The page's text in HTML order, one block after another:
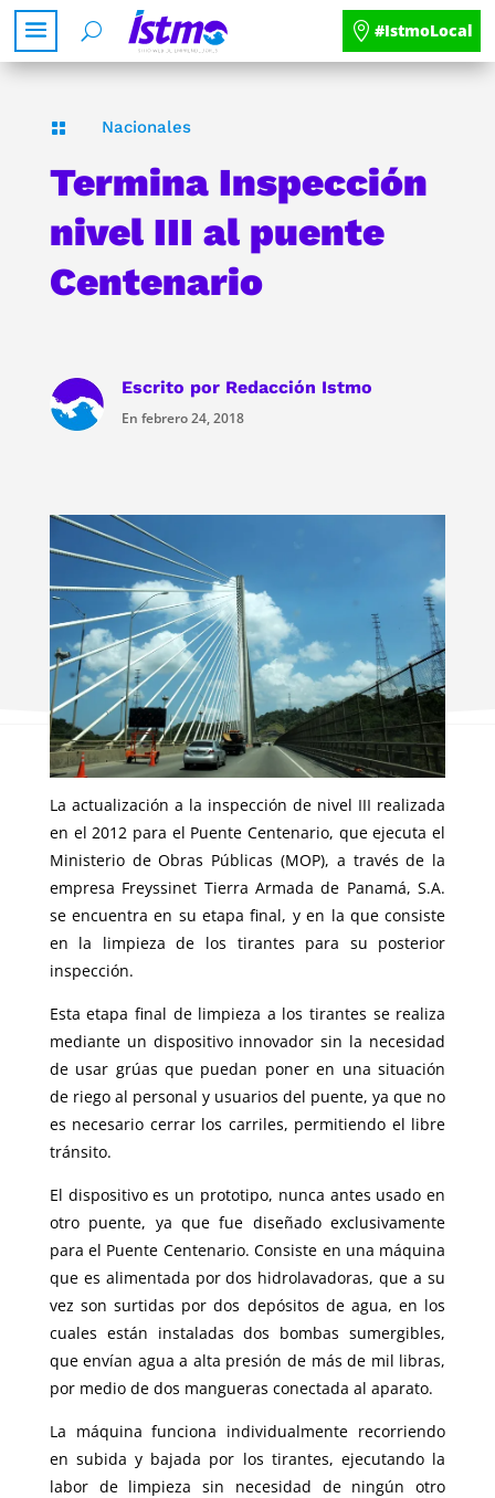
#IstmoLocal
 Nacionales
Termina Inspección
nivel III al puente
Centenario
Escrito por Redacción Istmo
En febrero 24, 2018
La actualización a la inspección de nivel III realizada
en el 2012 para el Puente Centenario, que ejecuta el
Ministerio de Obras Públicas (MOP), a través de la
empresa Freyssinet Tierra Armada de Panamá, S.A.
se encuentra en su etapa final, y en la que consiste
en la limpieza de los tirantes para su posterior
inspección.
Esta etapa final de limpieza a los tirantes se realiza
mediante un dispositivo innovador sin la necesidad
de usar grúas que puedan poner en una situación
de riego al personal y usuarios del puente, ya que no
es necesario cerrar los carriles, permitiendo el libre
tránsito.
El dispositivo es un prototipo, nunca antes usado en
otro puente, ya que fue diseñado exclusivamente
para el Puente Centenario. Consiste en una máquina
que es alimentada por dos hidrolavadoras, que a su
vez son surtidas por dos depósitos de agua, en los
cuales están instaladas dos bombas sumergibles,
que envían agua a alta presión de más de mil libras,
por medio de dos mangueras conectada al aparato.
La máquina funciona individualmente recorriendo
en subida y bajada por los tirantes, ejecutando la
labor de limpieza sin necesidad de ningún otro